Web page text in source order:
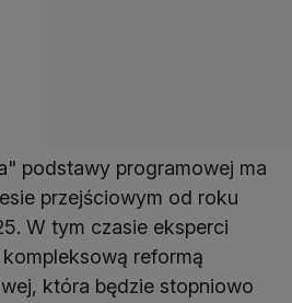
podstawy programowej ma
przejściowym od roku
W tym czasie eksperci
reformą
która będzie stopniowo